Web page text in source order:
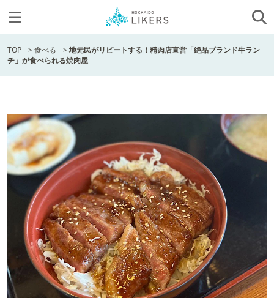
TOP >食べる >地元民がリピートする！精肉店直営「絶品ブランド牛ラン
チ」が食べられる焼肉屋